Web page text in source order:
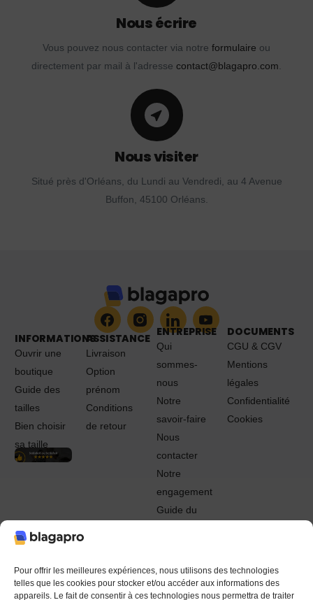
Pour offrir les meilleures expériences, nous utilisons des technologies
telles que les cookies pour stocker et/ou accéder aux informations des
appareils. Le fait de consentir à ces technologies nous permettra de traiter
Nous écrire
Vous pouvez nous contacter via notre formulaire ou
directement par mail à l'adresse contact@blagapro.com.
Nous visiter
Situé près d'Orléans, du Lundi au Vendredi, au 4 Avenue
Buffon, 45100 Orléans.
INFORMATIONS
Ouvrir une
boutique
Guide des
tailles
Bien choisir
sa taille
ASSISTANCE
Livraison
Option
prénom
Conditions
de retour
ENTREPRISE
Qui
sommes-
nous
Notre
savoir-faire
Nous
contacter
Notre
engagement
Guide du
DOCUMENTS
CGU & CGV
Mentions
légales
Confidentialité
Cookies
© 2022 - 2024 Blagapro. Tous droits réservés. Textiles
personnalisés à Orléans